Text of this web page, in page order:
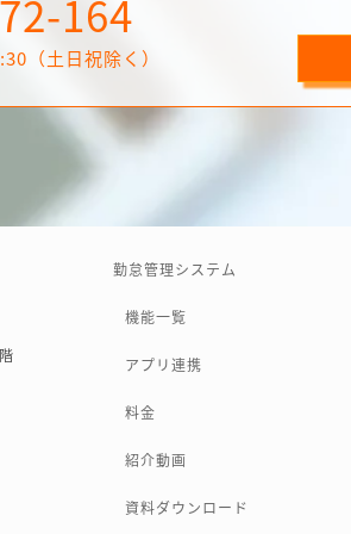
164
（土日祝除く）
勤怠管理システム
機能一覧
アプリ連携
料金
紹介動画
資料ダウンロード